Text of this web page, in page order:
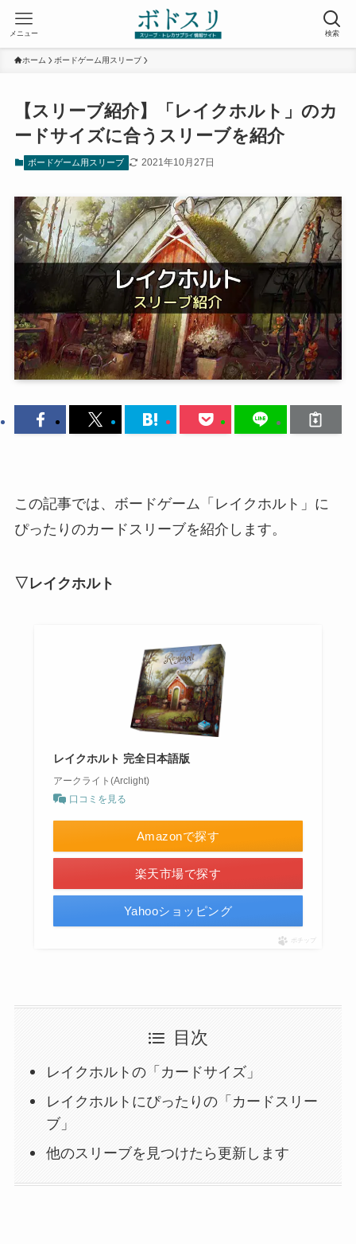
検索
メニュー
ホーム ボードゲーム用スリーブ
【スリーブ紹介】「レイクホルト」のカ
ードサイズに合うスリーブを紹介
ボードゲーム用スリーブ 2021年10月27日
この記事では、ボードゲーム「レイクホルト」に
ぴったりのカードスリーブを紹介します。
▽レイクホルト
レイクホルト 完全日本語版
アークライト(Arclight)
口コミを見る
Amazonで探す
楽天市場で探す
Yahooショッピング
ポチップ
目次
レイクホルトの「カードサイズ」
レイクホルトにぴったりの「カードスリー
ブ」
他のスリーブを見つけたら更新します